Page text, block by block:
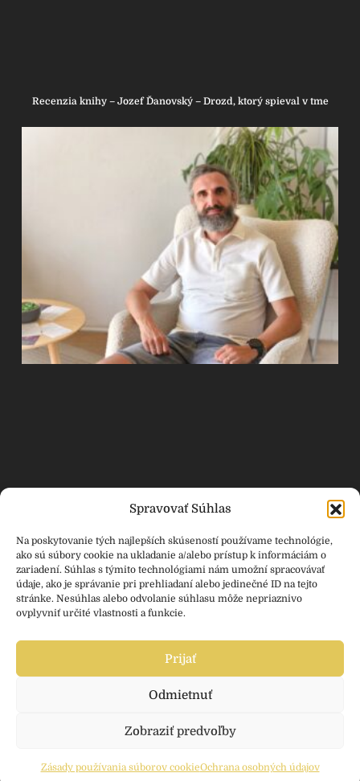
Spravovať Súhlas
Na poskytovanie tých najlepších skúseností používame technológie,
ako sú súbory cookie na ukladanie a/alebo prístup k informáciám o
zariadení. Súhlas s týmito technológiami nám umožní spracovávať
údaje, ako je správanie pri prehliadaní alebo jedinečné ID na tejto
stránke. Nesúhlas alebo odvolanie súhlasu môže nepriaznivo
ovplyvniť určité vlastnosti a funkcie.
Prijať
Odmietnuť
Zobraziť predvoľby
Zásady používania súborov cookieOchrana osobných údajov
Informácie
Kontakt
Ochrana osobných údajov
Fotografi
Marek Duranský
Lucia Heribanová
Lukáš Košč
Recenzia knihy – Jozef Ďanovský – Drozd, ktorý spieval v tme
Rozhovor s Jozefom Ďanovským
Finestudio.sk - Weby, E-shopy, Reklamy a Marketing.